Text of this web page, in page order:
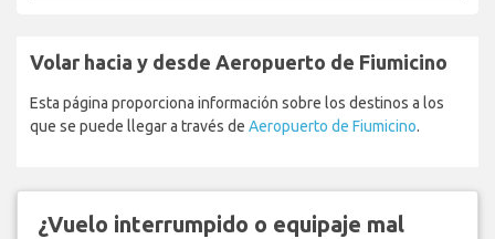
Volar hacia y desde Aeropuerto de Fiumicino
Esta página proporciona información sobre los destinos a los
que se puede llegar a través de Aeropuerto de Fiumicino.
¿Vuelo interrumpido o equipaje mal